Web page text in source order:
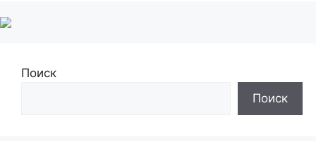
Поиск
Поиск